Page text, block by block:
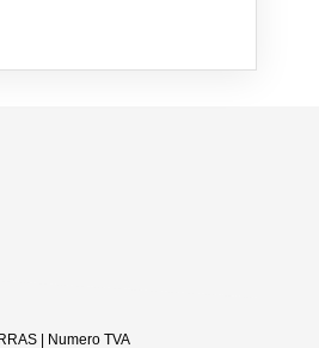
| Numero TVA